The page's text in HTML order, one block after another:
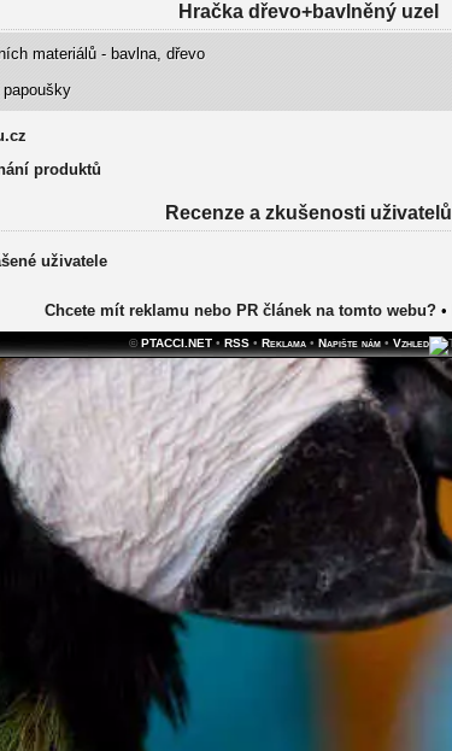
Hračka dřevo+bavlněný uzel
materiálů - bavlna, dřevo
produktů
Recenze a zkušenosti uživatelů
uživatele
Chcete mít reklamu nebo PR článek na tomto webu?•
©PTACCI.NET • RSS • Reklama • Napište nám • Vzhled